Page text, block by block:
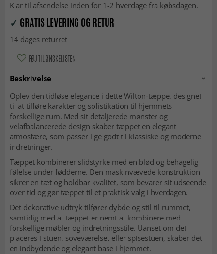
Klar til afsendelse inden for 1-2 hverdage fra købsdagen.
✓ GRATIS LEVERING OG RETUR
14 dages returret
FØJ TIL ØNSKELISTEN
Beskrivelse
Oplev den tidløse elegance i dette Wilton-tæppe, designet
til at tilføre karakter og sofistikation til hjemmets
forskellige rum. Med sit detaljerede mønster og
velafbalancerede design skaber tæppet en elegant
atmosfære, som passer lige godt til klassiske og moderne
indretninger.
Tæppet kombinerer slidstyrke med en blød og behagelig
følelse under fødderne. Den maskinvævede konstruktion
sikrer en tæt og holdbar kvalitet, som bevarer sit udseende
over tid og gør tæppet til et praktisk valg i hverdagen.
Det dekorative udtryk tilfører dybde og stil til rummet,
samtidig med at tæppet er nemt at kombinere med
forskellige møbler og indretningsstile. Uanset om det
placeres i stuen, soveværelset eller spisestuen, skaber det
en indbydende og elegant base i hjemmet.